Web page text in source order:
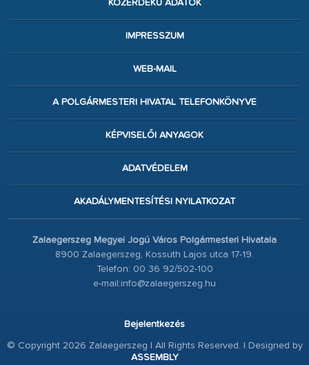
KÖZÉRDEKŰ ADATOK
IMPRESSZUM
WEB-MAIL
A POLGÁRMESTERI HIVATAL TELEFONKÖNYVE
KÉPVISELŐI ANYAGOK
ADATVÉDELEM
AKADÁLYMENTESÍTÉSI NYILATKOZAT
Zalaegerszeg Megyei Jogú Város Polgármesteri Hivatala
8900 Zalaegerszeg, Kossuth Lajos utca 17-19.
Telefon: 00 36 92/502-100
e-mail:info@zalaegerszeg.hu
Bejelentkezés
© Copyright 2026 Zalaegerszeg | All Rights Reserved. | Designed by
ASSEMBLY